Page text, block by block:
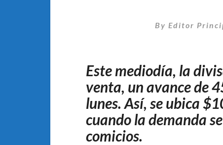
By Editor
Este mediodía, la
venta, un avance de
lunes. Así, se ubica
cuando la demanda
comicios.